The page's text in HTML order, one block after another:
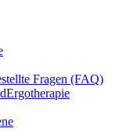
Fragen (FAQ)
Ergotherapie